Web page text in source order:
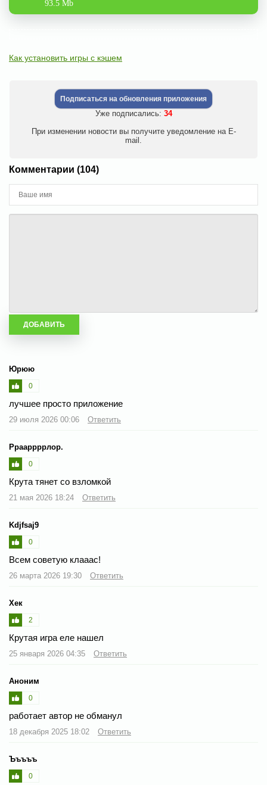
93.5 Mb
Как установить игры с кэшем
Подписаться на обновления приложения
Уже подписались: 34
При изменении новости вы получите уведомление на E-
mail.
Комментарии (104)
Юрюю
0
лучшее просто приложение
29 июля 2026 00:06 Ответить
Ррааррррлор.
0
Крута тянет со взломкой
21 мая 2026 18:24 Ответить
Kdjfsaj9
0
Всем советую клааас!
26 марта 2026 19:30 Ответить
Хек
2
Крутая игра еле нашел
25 января 2026 04:35 Ответить
Аноним
0
работает автор не обманул
18 декабря 2025 18:02 Ответить
Ъъъъъ
0